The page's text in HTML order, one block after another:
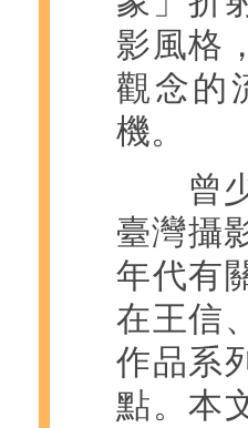
影風格
觀念的
機。
曾少
臺灣攝
年代有
在王信
作品系
點。本